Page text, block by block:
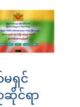
ရှင်
ဆိုင်ရာ